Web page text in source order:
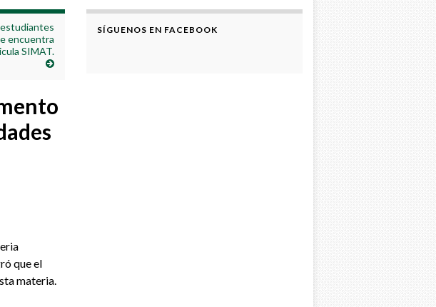
encuentra
SIMAT.
que el
materia.
SÍGUENOS EN FACEBOOK